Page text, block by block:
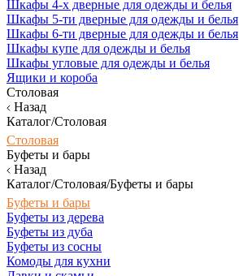
Шкафы 4-х дверные для одежды и белья
Шкафы 5-ти дверные для одежды и белья
Шкафы 6-ти дверные для одежды и белья
Шкафы купе для одежды и белья
Шкафы угловые для одежды и белья
Ящики и короба
Столовая
Назад
Каталог/Столовая
Столовая
Буфеты и бары
Назад
Каталог/Столовая/Буфеты и бары
Буфеты и бары
Буфеты из дерева
Буфеты из дуба
Буфеты из сосны
Комоды для кухни